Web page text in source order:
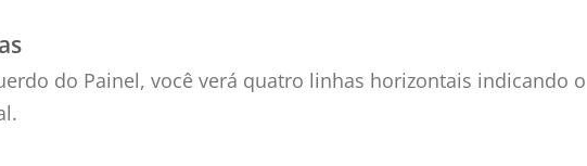
do Painel, você verá quatro linhas horizontais indicando o